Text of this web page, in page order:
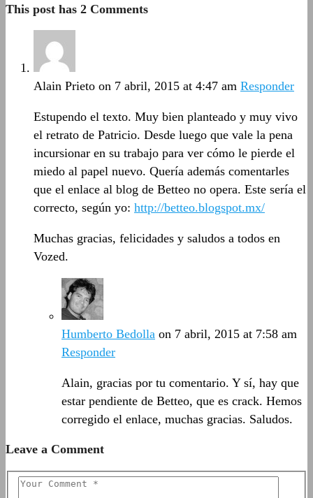
This post has 2 Comments
Alain Prieto on 7 abril, 2015 at 4:47 am Responder
Estupendo el texto. Muy bien planteado y muy vivo
el retrato de Patricio. Desde luego que vale la pena
incursionar en su trabajo para ver cómo le pierde el
miedo al papel nuevo. Quería además comentarles
que el enlace al blog de Betteo no opera. Este sería el
correcto, según yo: http://betteo.blogspot.mx/
Muchas gracias, felicidades y saludos a todos en
Vozed.
Humberto Bedolla on 7 abril, 2015 at 7:58 am
Responder
Alain, gracias por tu comentario. Y sí, hay que
estar pendiente de Betteo, que es crack. Hemos
corregido el enlace, muchas gracias. Saludos.
Leave a Comment